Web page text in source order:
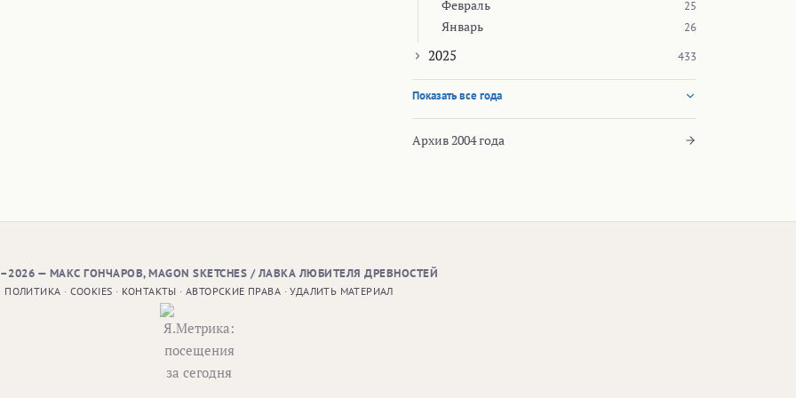
Февраль 25
Январь 26
2025 433
Показать все года
Архив 2004 года
— МАКС ГОНЧАРОВ, MAGON SKETCHES / ЛАВКА ЛЮБИТЕЛЯ ДРЕВНОСТЕЙ
ПОЛИТИКА · COOKIES · КОНТАКТЫ ·АВТОРСКИЕ ПРАВА ·УДАЛИТЬ МАТЕРИАЛ